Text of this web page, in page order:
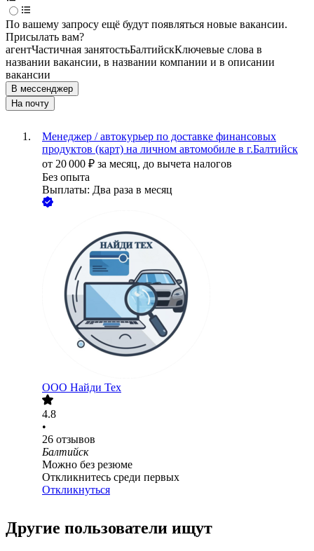
По вашему запросу ещё будут появляться новые вакансии.
Присылать вам?
агентЧастичная занятостьБалтийскКлючевые слова в
названии вакансии, в названии компании и в описании
вакансии
В мессенджер
На почту
Менеджер / автокурьер по доставке финансовых
продуктов (карт) на личном автомобиле в г.Балтийск
от 20 000 ₽ за месяц, до вычета налогов
Без опыта
Выплаты: Два раза в месяц
ООО Найди Тех
4.8
•
26 отзывов
Балтийск
Можно без резюме
Откликнитесь среди первых
Откликнуться
Другие пользователи ищут